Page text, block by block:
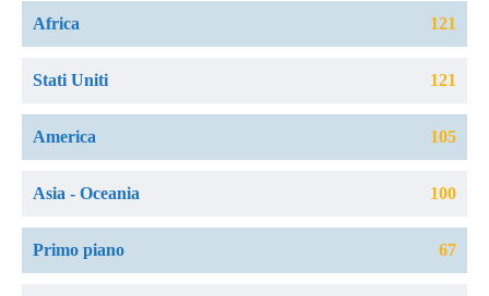
Africa 121
Stati Uniti 121
America 105
Asia - Oceania 100
Primo piano 67